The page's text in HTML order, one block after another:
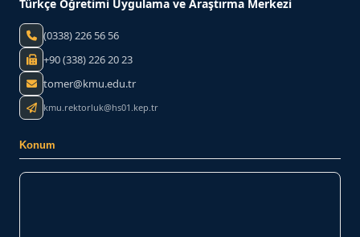
Türkçe Öğretimi Uygulama ve Araştırma Merkezi
(0338) 226 56 56
+90 (338) 226 20 23
tomer@kmu.edu.tr
kmu.rektorluk@hs01.kep.tr
Konum